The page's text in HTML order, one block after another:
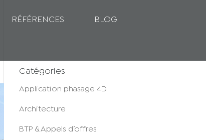
RÉFÉRENCES BLOG
Catégories
Application phasage 4D
Architecture
BTP & Appels d’offres